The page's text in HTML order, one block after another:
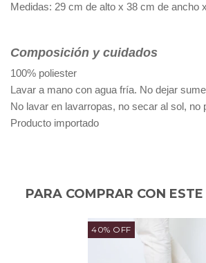
Medidas: 29 cm de alto x 38 cm de ancho
Composición y cuidados
100% poliester
Lavar a mano con agua fría. No dejar
No lavar en lavarropas, no secar al sol, no
Producto importado
PARA COMPRAR CON
40% OFF